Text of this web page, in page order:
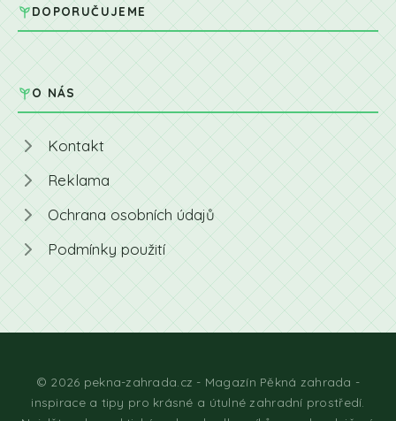
DOPORUČUJEME
O NÁS
Kontakt
Reklama
Ochrana osobních údajů
Podmínky použití
© 2026 pekna-zahrada.cz - Magazín Pěkná zahrada -
inspirace a tipy pro krásné a útulné zahradní prostředí.